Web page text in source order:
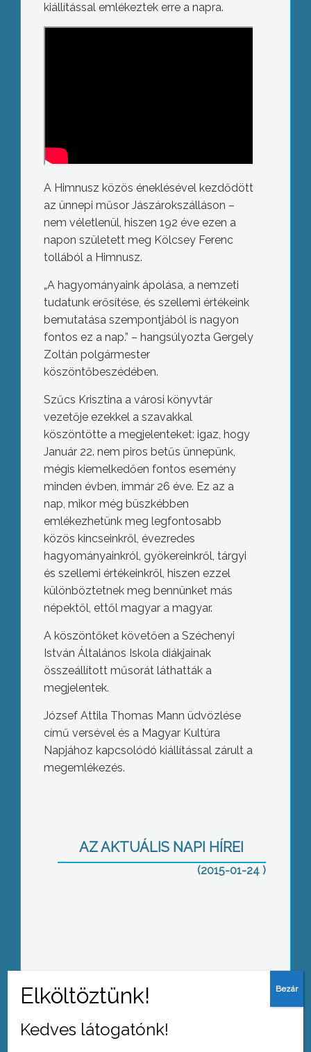
kiállítással emlékeztek erre a napra.
A Himnusz közös éneklésével kezdődött
az ünnepi műsor Jászárokszálláson –
nem véletlenül, hiszen 192 éve ezen a
napon született meg Kölcsey Ferenc
tollából a Himnusz.
„A hagyományaink ápolása, a nemzeti
tudatunk erősítése, és szellemi értékeink
bemutatása szempontjából is nagyon
fontos ez a nap.” – hangsúlyozta Gergely
Zoltán polgármester
köszöntőbeszédében.
Szűcs Krisztina a városi könyvtár
vezetője ezekkel a szavakkal
köszöntötte a megjelenteket: igaz, hogy
Január 22. nem piros betűs ünnepünk,
mégis kiemelkedően fontos esemény
minden évben, immár 26 éve. Ez az a
nap, mikor még büszkébben
emlékezhetünk meg legfontosabb
közös kincseinkről, évezredes
hagyományainkról, gyökereinkről, tárgyi
és szellemi értékeinkről, hiszen ezzel
különböztetnek meg bennünket más
népektől, ettől magyar a magyar.
A köszöntőket követően a Széchenyi
István Általános Iskola diákjainak
összeállított műsorát láthatták a
megjelentek.
József Attila Thomas Mann üdvözlése
című versével és a Magyar Kultúra
Napjához kapcsolódó kiállítással zárult a
megemlékezés.
AZ AKTUÁLIS NAPI HÍREI
(2015-01-24 )
Megérkezett az influenza
Kedves látogatónk!